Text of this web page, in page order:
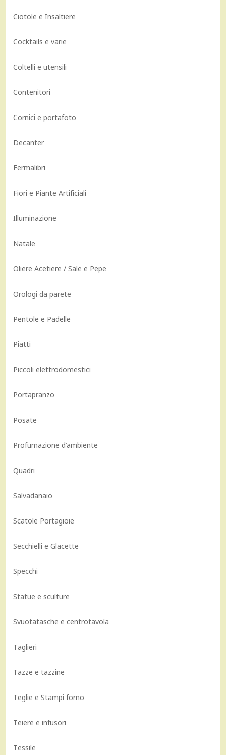
Ciotole e Insaltiere
Cocktails e varie
Coltelli e utensili
Contenitori
Cornici e portafoto
Decanter
Fermalibri
Fiori e Piante Artificiali
Illuminazione
Natale
Oliere Acetiere / Sale e Pepe
Orologi da parete
Pentole e Padelle
Piatti
Piccoli elettrodomestici
Portapranzo
Posate
Profumazione d’ambiente
Quadri
Salvadanaio
Scatole Portagioie
Secchielli e Glacette
Specchi
Statue e sculture
Svuotatasche e centrotavola
Taglieri
Tazze e tazzine
Teglie e Stampi forno
Teiere e infusori
Tessile